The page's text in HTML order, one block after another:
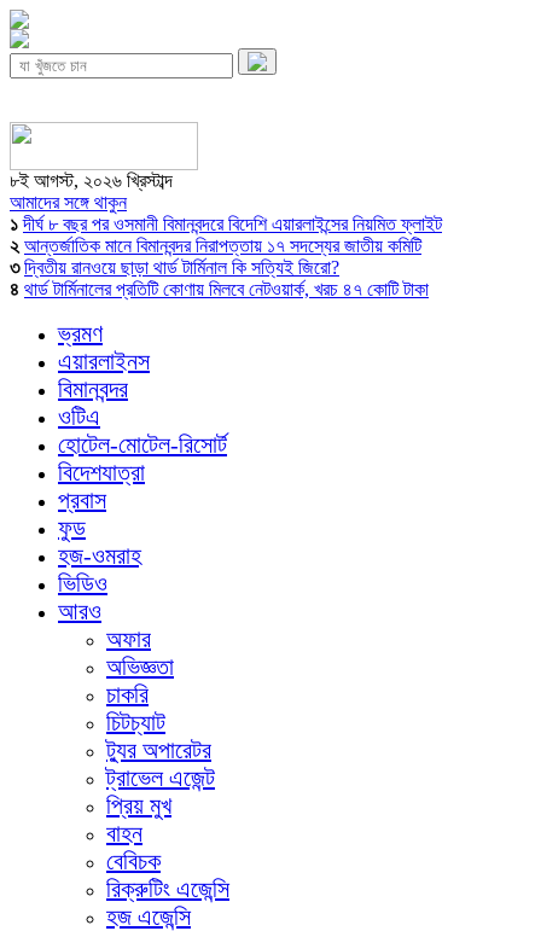
৮ই আগস্ট, ২০২৬ খ্রিস্টাব্দ
আমাদের সঙ্গে থাকুন
১ দীর্ঘ ৮ বছর পর ওসমানী বিমানবন্দরে বিদেশি এয়ারলাইন্সের নিয়মিত ফ্লাইট
২ আন্তর্জাতিক মানে বিমানবন্দর নিরাপত্তায় ১৭ সদস্যের জাতীয় কমিটি
৩ দ্বিতীয় রানওয়ে ছাড়া থার্ড টার্মিনাল কি সত্যিই জিরো?
৪ থার্ড টার্মিনালের প্রতিটি কোণায় মিলবে নেটওয়ার্ক, খরচ ৪৭ কোটি টাকা
ভ্রমণ
এয়ারলাইনস
বিমানবন্দর
ওটিএ
হোটেল-মোটেল-রিসোর্ট
বিদেশযাত্রা
প্রবাস
ফুড
হজ-ওমরাহ
ভিডিও
আরও
অফার
অভিজ্ঞতা
চাকরি
চিটচ্যাট
ট্যুর অপারেটর
ট্রাভেল এজেন্ট
প্রিয় মুখ
বাহন
বেবিচক
রিক্রুটিং এজেন্সি
হজ এজেন্সি